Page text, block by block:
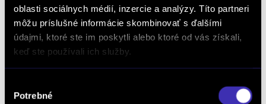
oblasti sociálnych médií, inzercie a analýzy. Títo partneri
môžu príslušné informácie skombinovať s ďalšími
údajmi, ktoré ste im poskytli alebo ktoré od vás získali,
keď ste používali ich služby.
súhlasu
Potrebné
Dopyt na vozidlo